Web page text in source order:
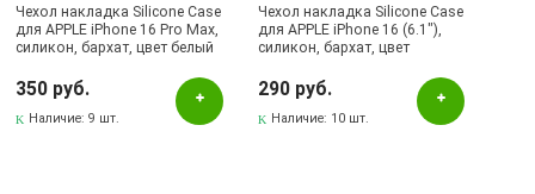
Песочно-голубой
Чехол накладка Silicone Case
для APPLE iPhone 16 Pro Max,
силикон, бархат, цвет белый
350 руб.
Наличие:9 шт.
Чехол накладка Silicone Case
для APPLE iPhone 16 (6.1"),
силикон, бархат, цвет
290 руб.
Наличие: 10 шт.